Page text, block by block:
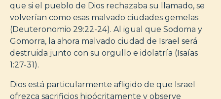
que si el pueblo de Dios rechazaba su llamado, se
volverían como esas malvado ciudades gemelas
(Deuteronomio 29:22-24). Al igual que Sodoma y
Gomorra, la ahora malvado ciudad de Israel será
destruida junto con su orgullo e idolatría (Isaías
1:27-31).
Dios está particularmente afligido de que Israel
ofrezca sacrificios hipócritamente y observe